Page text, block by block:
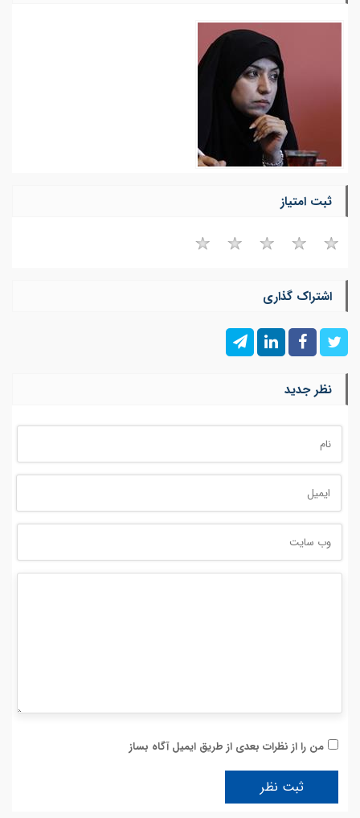
ثبت امتیاز
اشتراک گذاری
نظر جدید
من را از نظرات بعدی از طریق ایمیل آگاه بساز